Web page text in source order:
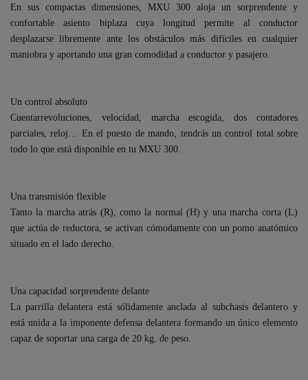
En sus compactas dimensiones, MXU 300 aloja un sorprendente y
confortable asiento biplaza cuya longitud permite al conductor
desplazarse libremente ante los obstáculos más difíciles en cualquier
maniobra y aportando una gran comodidad a conductor y pasajero.
Un control absoluto
Cuentarrevoluciones, velocidad, marcha escogida, dos contadores
parciales, reloj… En el puesto de mando, tendrás un control total sobre
todo lo que está disponible en tu MXU 300.
Una transmisión flexible
Tanto la marcha atrás (R), como la normal (H) y una marcha corta (L)
que actúa de reductora, se activan cómodamente con un pomo anatómico
situado en el lado derecho.
Una capacidad sorprendente delante
La parrilla delantera está sólidamente anclada al subchasis delantero y
está unida a la imponente defensa delantera formando un único elemento
capaz de soportar una carga de 20 kg. de peso.